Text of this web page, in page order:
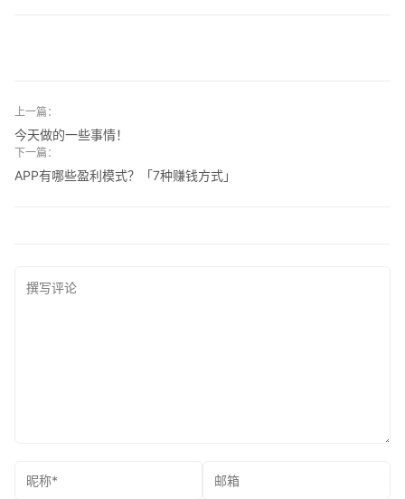
上一篇：
今天做的一些事情！
下一篇：
APP有哪些盈利模式？「7种赚钱方式」